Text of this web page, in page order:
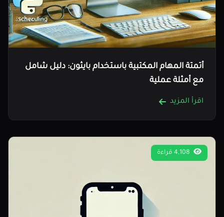
أتمتة المهام المكتبية باستخدام بايثون: دليل شامل
مع أمثلة عملية
اقرأ المزيد